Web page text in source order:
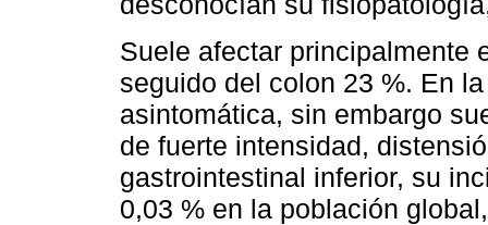
Suele afectar principalmente
seguido del colon 23 %. En
asintomática, sin embargo
de fuerte intensidad,
gastrointestinal inferior, su
0,03 % en la población